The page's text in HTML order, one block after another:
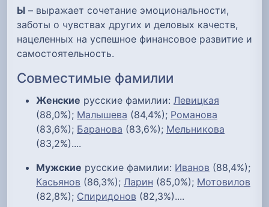
Ы – выражает сочетание эмоциональности,
заботы о чувствах других и деловых качеств,
нацеленных на успешное финансовое развитие и
самостоятельность.
Совместимые фамилии
Женские русские фамилии: Левицкая
(88,0%); Малышева (84,4%); Романова
(83,6%); Баранова (83,6%); Мельникова
(83,2%)....
Мужские русские фамилии: Иванов (88,4%);
Касьянов (86,3%); Ларин (85,0%); Мотовилов
(82,8%); Спиридонов (82,3%)....